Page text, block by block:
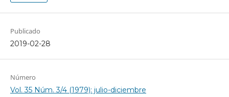
Publicado
2019-02-28
Número
Vol. 35 Núm. 3/4 (1979): julio-diciembre